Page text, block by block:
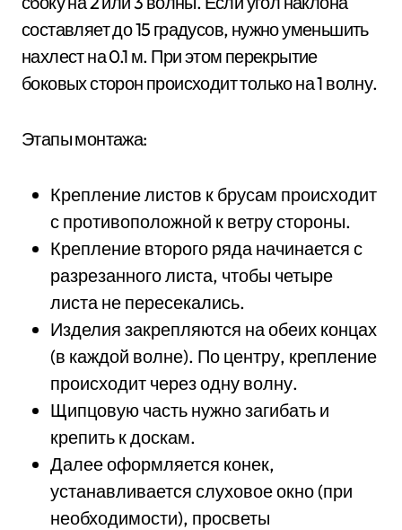
составляет до 15 градусов, нужно уменьшить
нахлест на 0.1 м. При этом перекрытие
боковых сторон происходит только на 1 волну.
Этапы монтажа:
Крепление листов к брусам происходит
с противоположной к ветру стороны.
Крепление второго ряда начинается с
разрезанного листа, чтобы четыре
листа не пересекались.
Изделия закрепляются на обеих концах
(в каждой волне). По центру, крепление
происходит через одну волну.
Щипцовую часть нужно загибать и
крепить к доскам.
Далее оформляется конек,
устанавливается слуховое окно (при
необходимости), просветы